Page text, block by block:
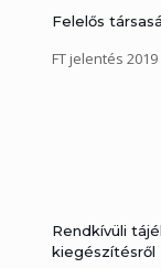
Felelős
FT jelentés 2019
Rendkívüli
kiegészítésről